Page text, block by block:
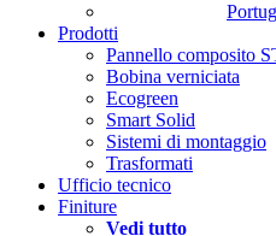
Prodotti
Pannello composito
Bobina verniciata
Ecogreen
Smart Solid
Sistemi di montaggio
Trasformati
Ufficio tecnico
Finiture
Vedi tutto